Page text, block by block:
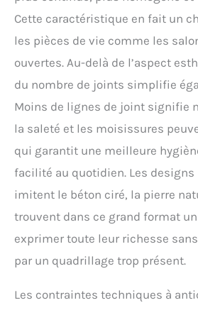
Cette caractéristique en fait un
les pièces de vie comme les
ouvertes. Au-delà de l’aspect
du nombre de joints simplifie
Moins de lignes de joint signifie
la saleté et les moisissures
qui garantit une meilleure
facilité au quotidien. Les designs
imitent le béton ciré, la pierre
trouvent dans ce grand format
exprimer toute leur richesse
par un quadrillage trop présent.
Les contraintes techniques à